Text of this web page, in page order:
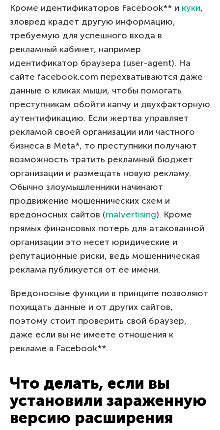
Кроме идентификаторов Facebook** и куки,
зловред крадет другую информацию,
требуемую для успешного входа в
рекламный кабинет, например
идентификатор браузера (user-agent). На
сайте facebook.com перехватываются даже
данные о кликах мыши, чтобы помогать
преступникам обойти капчу и двухфакторную
аутентификацию. Если жертва управляет
рекламой своей организации или частного
бизнеса в Meta*, то преступники получают
возможность тратить рекламный бюджет
организации и размещать новую рекламу.
Обычно злоумышленники начинают
продвижение мошеннических схем и
вредоносных сайтов (malvertising). Кроме
прямых финансовых потерь для атакованной
организации это несет юридические и
репутационные риски, ведь мошенническая
реклама публикуется от ее имени.
Вредоносные функции в принципе позволяют
похищать данные и от других сайтов,
поэтому стоит проверить свой браузер,
даже если вы не имеете отношения к
рекламе в Facebook**.
Что делать, если вы
установили зараженную
версию расширения